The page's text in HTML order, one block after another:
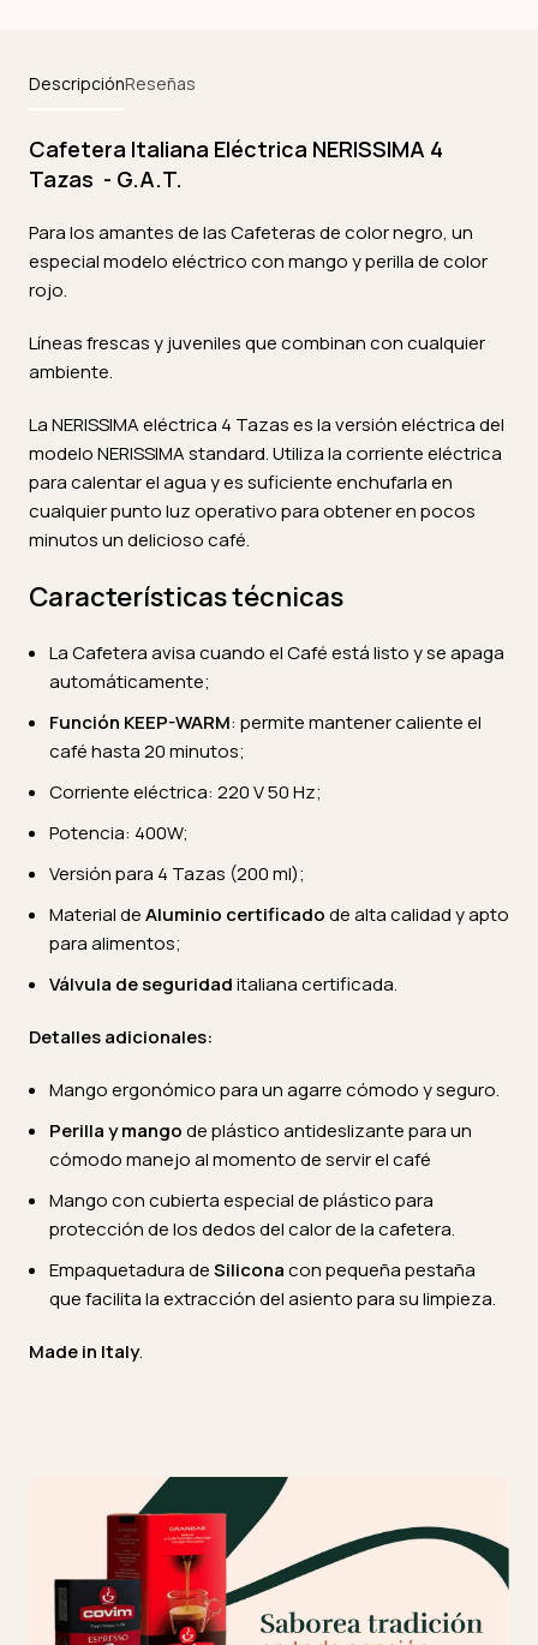
DescripciónReseñas
Cafetera Italiana Eléctrica NERISSIMA 4
Tazas - G.A.T.
Para los amantes de las Cafeteras de color negro, un
especial modelo eléctrico con mango y perilla de color
rojo.
Líneas frescas y juveniles que combinan con cualquier
ambiente.
La NERISSIMA eléctrica 4 Tazas es la versión eléctrica del
modelo NERISSIMA standard. Utiliza la corriente eléctrica
para calentar el agua y es suficiente enchufarla en
cualquier punto luz operativo para obtener en pocos
minutos un delicioso café.
Características técnicas
La Cafetera avisa cuando el Café está listo y se apaga
automáticamente;
Función KEEP-WARM: permite mantener caliente el
café hasta 20 minutos;
Corriente eléctrica: 220 V 50 Hz;
Potencia: 400W;
Versión para 4 Tazas (200 ml);
Material deAluminio certificadode alta calidad y apto
para alimentos;
Válvula de seguridaditaliana certificada.
Detalles adicionales:
Mango ergonómico para un agarre cómodo y seguro.
Perilla y mangode plástico antideslizante para un
cómodo manejo al momento de servir el café
Mango con cubierta especial de plástico para
protección de los dedos del calor de la cafetera.
Empaquetadura deSiliconacon pequeña pestaña
que facilita la extracción del asiento para su limpieza.
Made in Italy.